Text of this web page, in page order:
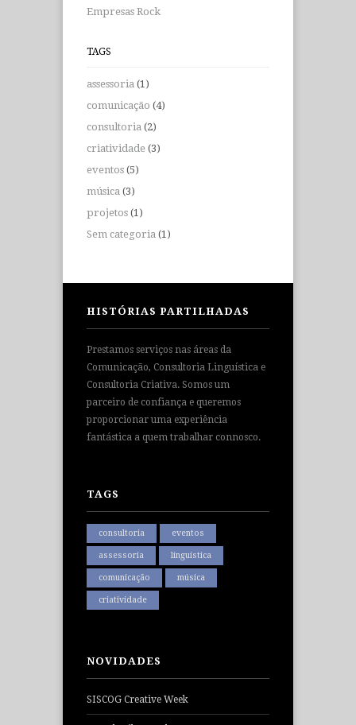
Empresas Rock
TAGS
assessoria (1)
comunicação (4)
consultoria (2)
criatividade (3)
eventos (5)
música (3)
projetos (1)
Sem categoria (1)
HISTÓRIAS PARTILHADAS
Prestamos serviços nas áreas da
Comunicação, Consultoria Linguística e
Consultoria Criativa. Somos um
parceiro de confiança e queremos
proporcionar uma experiência
fantástica a quem trabalhar connosco.
TAGS
consultoria eventos
assessoria linguística
comunicação música
criatividade
NOVIDADES
SISCOG Creative Week